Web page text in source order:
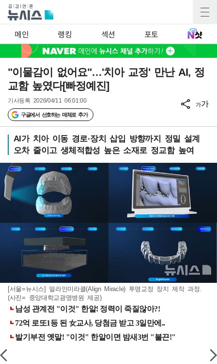
메인 랭킹 섹션 포토
"이물감이 없어요"…'치아 교정' 만난 AI, 정
교함 높였다[빠정예진]
기사등록 2026/04/11 06:01:00
구글에서 선호하는 매체로 추가
가가
AI가 치아 이동 경로·장치 삽입 방향까지 정밀 설계
오차 줄이고 생체적합성 높은 소재로 정교함 높여
[서울=뉴시스] 얼라인미라클(Align Miracle) 투명교정 장치 제작 과정.
(사진= 중앙대학교광명병원 제공)